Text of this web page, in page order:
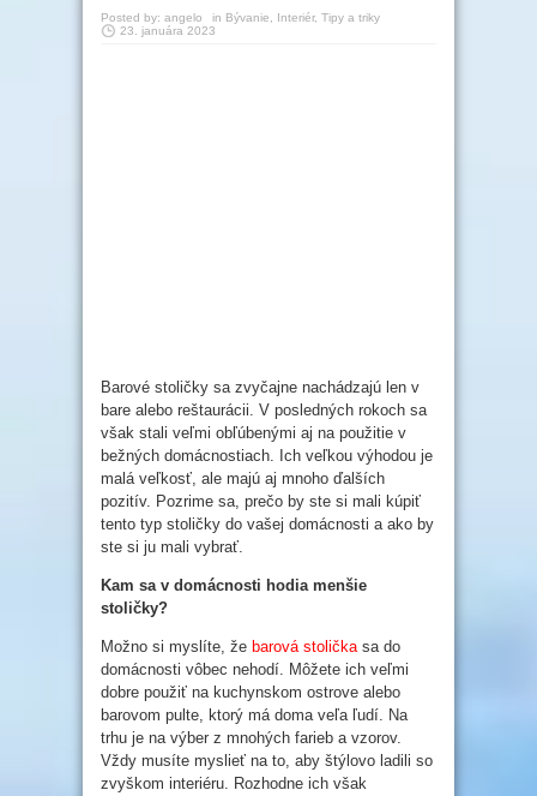
Posted by: angelo in Bývanie Interiér, Tipy a triky
23. januára 2023
Barové stoličky sa zvyčajne nachádzajú len v
bare alebo reštaurácii. V posledných rokoch sa
však stali veľmi obľúbenými aj na použitie v
bežných domácnostiach. Ich veľkou výhodou je
malá veľkosť, ale majú aj mnoho ďalších
pozitív. Pozrime sa, prečo by ste si mali kúpiť
tento typ stoličky do vašej domácnosti a ako by
ste si ju mali vybrať.
Kam sa v domácnosti hodia menšie
stoličky?
Možno si myslíte, že barová stoličkasa do
domácnosti vôbec nehodí. Môžete ich veľmi
dobre použiť na kuchynskom ostrove alebo
barovom pulte, ktorý má doma veľa ľudí. Na
trhu je na výber z mnohých farieb a vzorov.
Vždy musíte myslieť na to, aby štýlovo ladili so
zvyškom interiéru. Rozhodne ich však